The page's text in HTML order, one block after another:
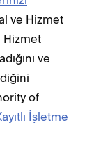
ve Hizmet
Hizmet
ve
of
İşletme